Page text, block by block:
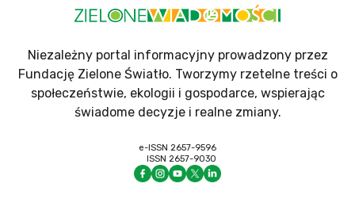
Niezależny portal informacyjny prowadzony przez
Fundację Zielone Światło. Tworzymy rzetelne treści o
społeczeństwie, ekologii i gospodarce, wspierając
świadome decyzje i realne zmiany.
e-ISSN 2657-9596
ISSN 2657-9030